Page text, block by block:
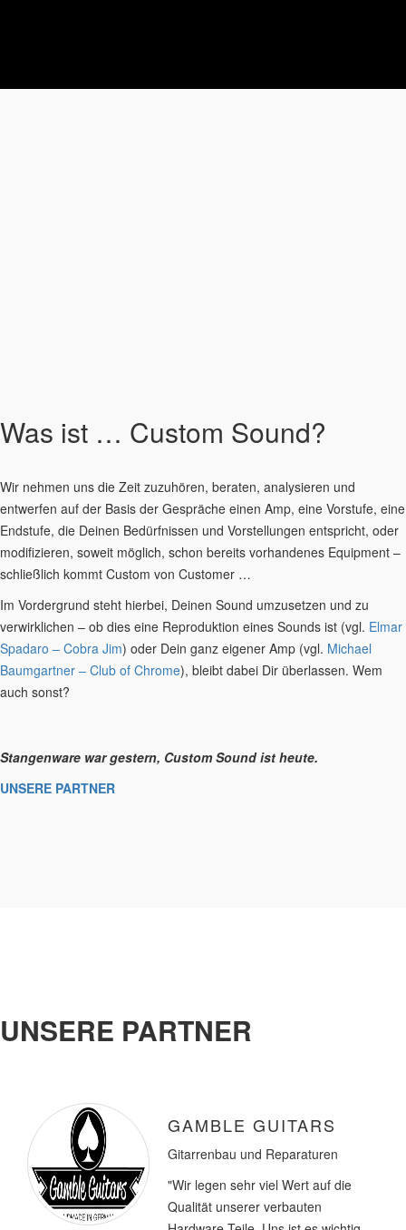
Was ist … Custom Sound?
Wir nehmen uns die Zeit zuzuhören, beraten, analysieren und
entwerfen auf der Basis der Gespräche einen Amp, eine Vorstufe, eine
Endstufe, die Deinen Bedürfnissen und Vorstellungen entspricht, oder
modifizieren, soweit möglich, schon bereits vorhandenes Equipment –
schließlich kommt Custom von Customer …
Im Vordergrund steht hierbei, Deinen Sound umzusetzen und zu
verwirklichen – ob dies eine Reproduktion eines Sounds ist (vgl. Elmar
Spadaro – Cobra Jim) oder Dein ganz eigener Amp (vgl. Michael
Baumgartner – Club of Chrome), bleibt dabei Dir überlassen. Wem
auch sonst?
Stangenware war gestern, Custom Sound ist heute.
UNSERE PARTNER
UNSERE PARTNER
GAMBLE GUITARS
Gitarrenbau und Reparaturen
"Wir legen sehr viel Wert auf die
Qualität unserer verbauten